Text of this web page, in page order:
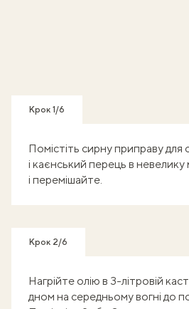
Крок 1/6
Помістіть сирну приправу для
і каєнський перець в невелику
і перемішайте.
Крок 2/6
Нагрійте олію в 3-літровій
дном на середньому вогні до